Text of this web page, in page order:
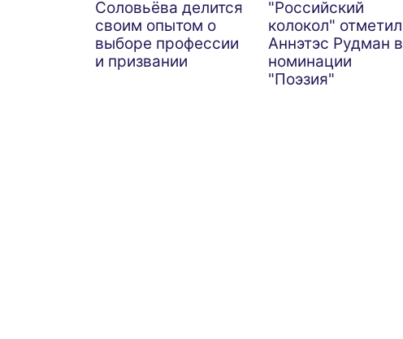
Соловьёва делится
своим опытом о
выборе профессии
и призвании
"Российский
колокол" отметил
Аннэтэс Рудман в
номинации
"Поэзия"